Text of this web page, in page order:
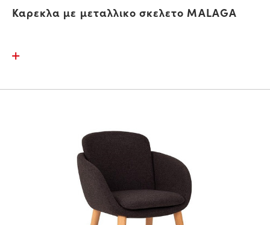
Καρεκλα με μεταλλικο σκελετο MALAGA